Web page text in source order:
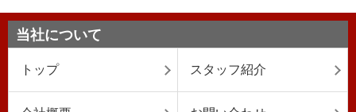
当社について
トップ スタッフ紹介